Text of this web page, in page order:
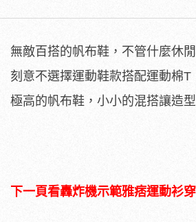
無敵百搭的帆布鞋，不管什麼休
刻意不選擇運動鞋款搭配運動棉T
極高的帆布鞋，小小的混搭讓造
下一頁看轟炸機示範雅痞運動衫